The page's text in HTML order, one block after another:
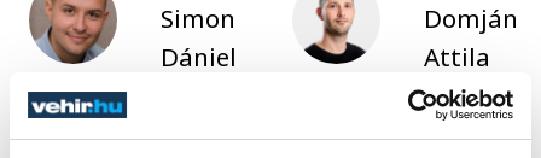
Simon
Dániel
Domján
Attila